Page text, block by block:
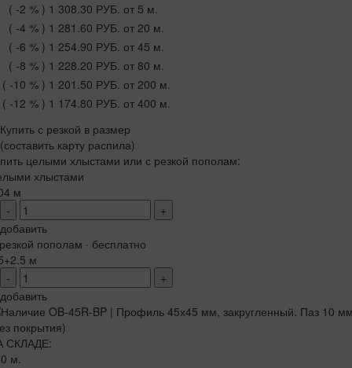
( -2 % ) 1 308.30 РУБ. от 5 м.
( -4 % ) 1 281.60 РУБ. от 20 м.
( -6 % ) 1 254.90 РУБ. от 45 м.
( -8 % ) 1 228.20 РУБ. от 80 м.
( -10 % ) 1 201.50 РУБ. от 200 м.
( -12 % ) 1 174.80 РУБ. от 400 м.
Купить с резкой в размер
(составить карту распила)
целыми хлыстами или с резкой пополам:
хлыстами
м
-
+
добавить
пополам · бесплатно
м
-
+
добавить
СКЛАДЕ:
м.